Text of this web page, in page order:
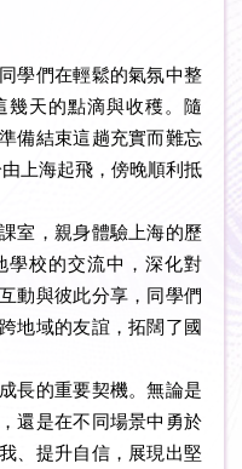
學們在輕鬆的氣氛中整
幾天的點滴與收穫。隨
備結束這趟充實而難忘
上海起飛，傍晚順利抵
室，親身體驗上海的歷
學校的交流中，深化對
動與彼此分享，同學們
地域的友誼，拓闊了國
長的重要契機。無論是
還是在不同場景中勇於
、提升自信，展現出堅